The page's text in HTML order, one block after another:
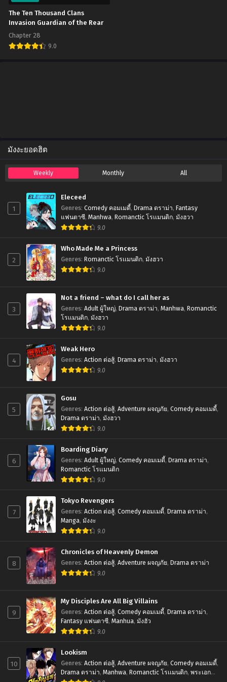
Chapter 32
October 13, 2024
Chapter 28
October 13, 2024
October 13, 2024
Chapter 26
October 13, 2024
Chapter 25
October 13, 2024
Chapter 24
Chapter 23
October 13, 2024
October 13, 2024
Chapter 21
October 13, 2024
Chapter 20
October 13, 2024
Chapter 19
Chapter 18
October 13, 2024
October 13, 2024
Chapter 16
October 13, 2024
Chapter 15
October 13, 2024
Chapter 14
Chapter 13
October 13, 2024
Chapter 12
October 13, 2024
Chapter 11
The Ten Thousand Clans
Invasion Guardian of the Rear
Chapter 28
9.0
มังงะยอดฮิต
Weekly Monthly All
1
Eleceed
Genres: Comedy คอมเมดี้, Drama ดราม่า, Fantasy
แฟนตาซี, Manhwa, Romanctic โรเเมนติก, มังฮวา
9.0
2
Who Made Me a Princess
Genres: Romanctic โรเเมนติก, มังฮวา
9.0
3
Not a friend – what do I call her as
Genres: Adult ผู้ใหญ่, Drama ดราม่า, Manhwa, Romanctic
โรเเมนติก, มังฮวา
9.0
4
Weak Hero
Genres: Action ต่อสู้, Drama ดราม่า, มังฮวา
9.0
5
Gosu
Genres: Action ต่อสู้, Adventure ผจญภัย, Comedy คอมเมดี้,
Drama ดราม่า, มังฮวา
9.0
6
Boarding Diary
Genres: Adult ผู้ใหญ่, Comedy คอมเมดี้, Drama ดราม่า,
Romanctic โรเเมนติก
9.0
7
Tokyo Revengers
Genres: Action ต่อสู้, Comedy คอมเมดี้, Drama ดราม่า,
Manga, มังงะ
9.0
8
Chronicles of Heavenly Demon
Genres: Action ต่อสู้, Adventure ผจญภัย, Drama ดราม่า
9.0
9
My Disciples Are All Big Villains
Genres: Action ต่อสู้, Comedy คอมเมดี้, Drama ดราม่า,
Fantasy แฟนตาซี, Manhua, มังฮัว
9.0
10
Lookism
Genres: Action ต่อสู้, Adventure ผจญภัย, Comedy คอมเมดี้,
Drama ดราม่า, Manhwa, Romanctic โรเเมนติก, พระเอก